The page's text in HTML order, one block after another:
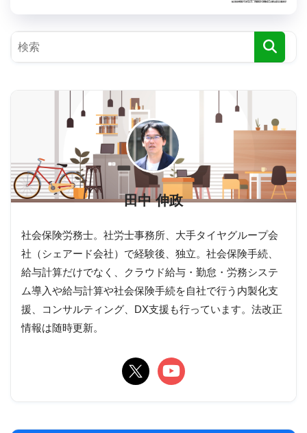
田中 伸政
社会保険労務士。社労士事務所、大手タイヤグループ会
社（シェアード会社）で経験後、独立。社会保険手続、
給与計算だけでなく、クラウド給与・勤怠・労務システ
ム導入や給与計算や社会保険手続を自社で行う内製化支
援、コンサルティング、DX支援も行っています。法改正
情報は随時更新。